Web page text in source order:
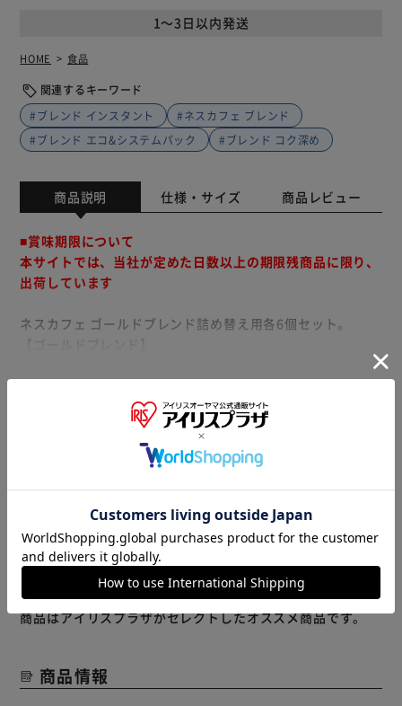
1～3日以内発送
HOME 食品
関連するキーワード
#ブレンド インスタント
#ネスカフェ ブレンド
#ブレンド エコ&システムパック
#ブレンド コク深め
商品説明 仕様・サイズ 商品レビュー
■賞味期限について
本サイトでは、当社が定めた日数以上の期限残商品に限り、
出荷しています
ネスカフェ ゴールドブレンド詰め替え用各6個セット。
上質な香りとマイルドな味わいを楽しめるレギュラーソリュ
【ゴールドブレンドコク深め】
上質な香りとコク深めでしっかりした味わい。
【ゴールドブレンド香り華やぐ】
華やかな香りとフルーティな味わい。
※製品は予告なく仕様を変更する場合がございます。あらか
じめご了承ください。
※当商品はお取り寄せ品の為、在庫の確認及び商品のお届け
までお時間を頂く場合がございます。
また、商品がメーカーにて完売となっていた場合、キャンセ
ル又は注文内容の変更をお願いいたしております。
予めご了承くださいますようお願いいたします。■こちらの
商品はアイリスプラザがセレクトしたオススメ商品です。
商品情報